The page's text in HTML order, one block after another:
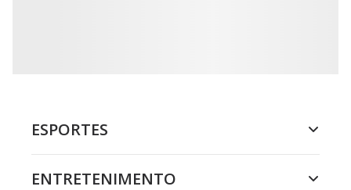
ESPORTES
ENTRETENIMENTO